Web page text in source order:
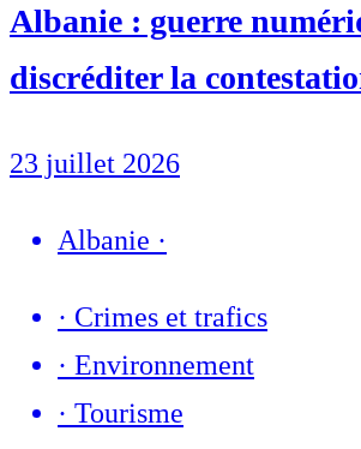
Albanie : guerre
discréditer la
23 juillet 2026
Albanie ·
· Crimes et trafics
· Environnement
· Tourisme